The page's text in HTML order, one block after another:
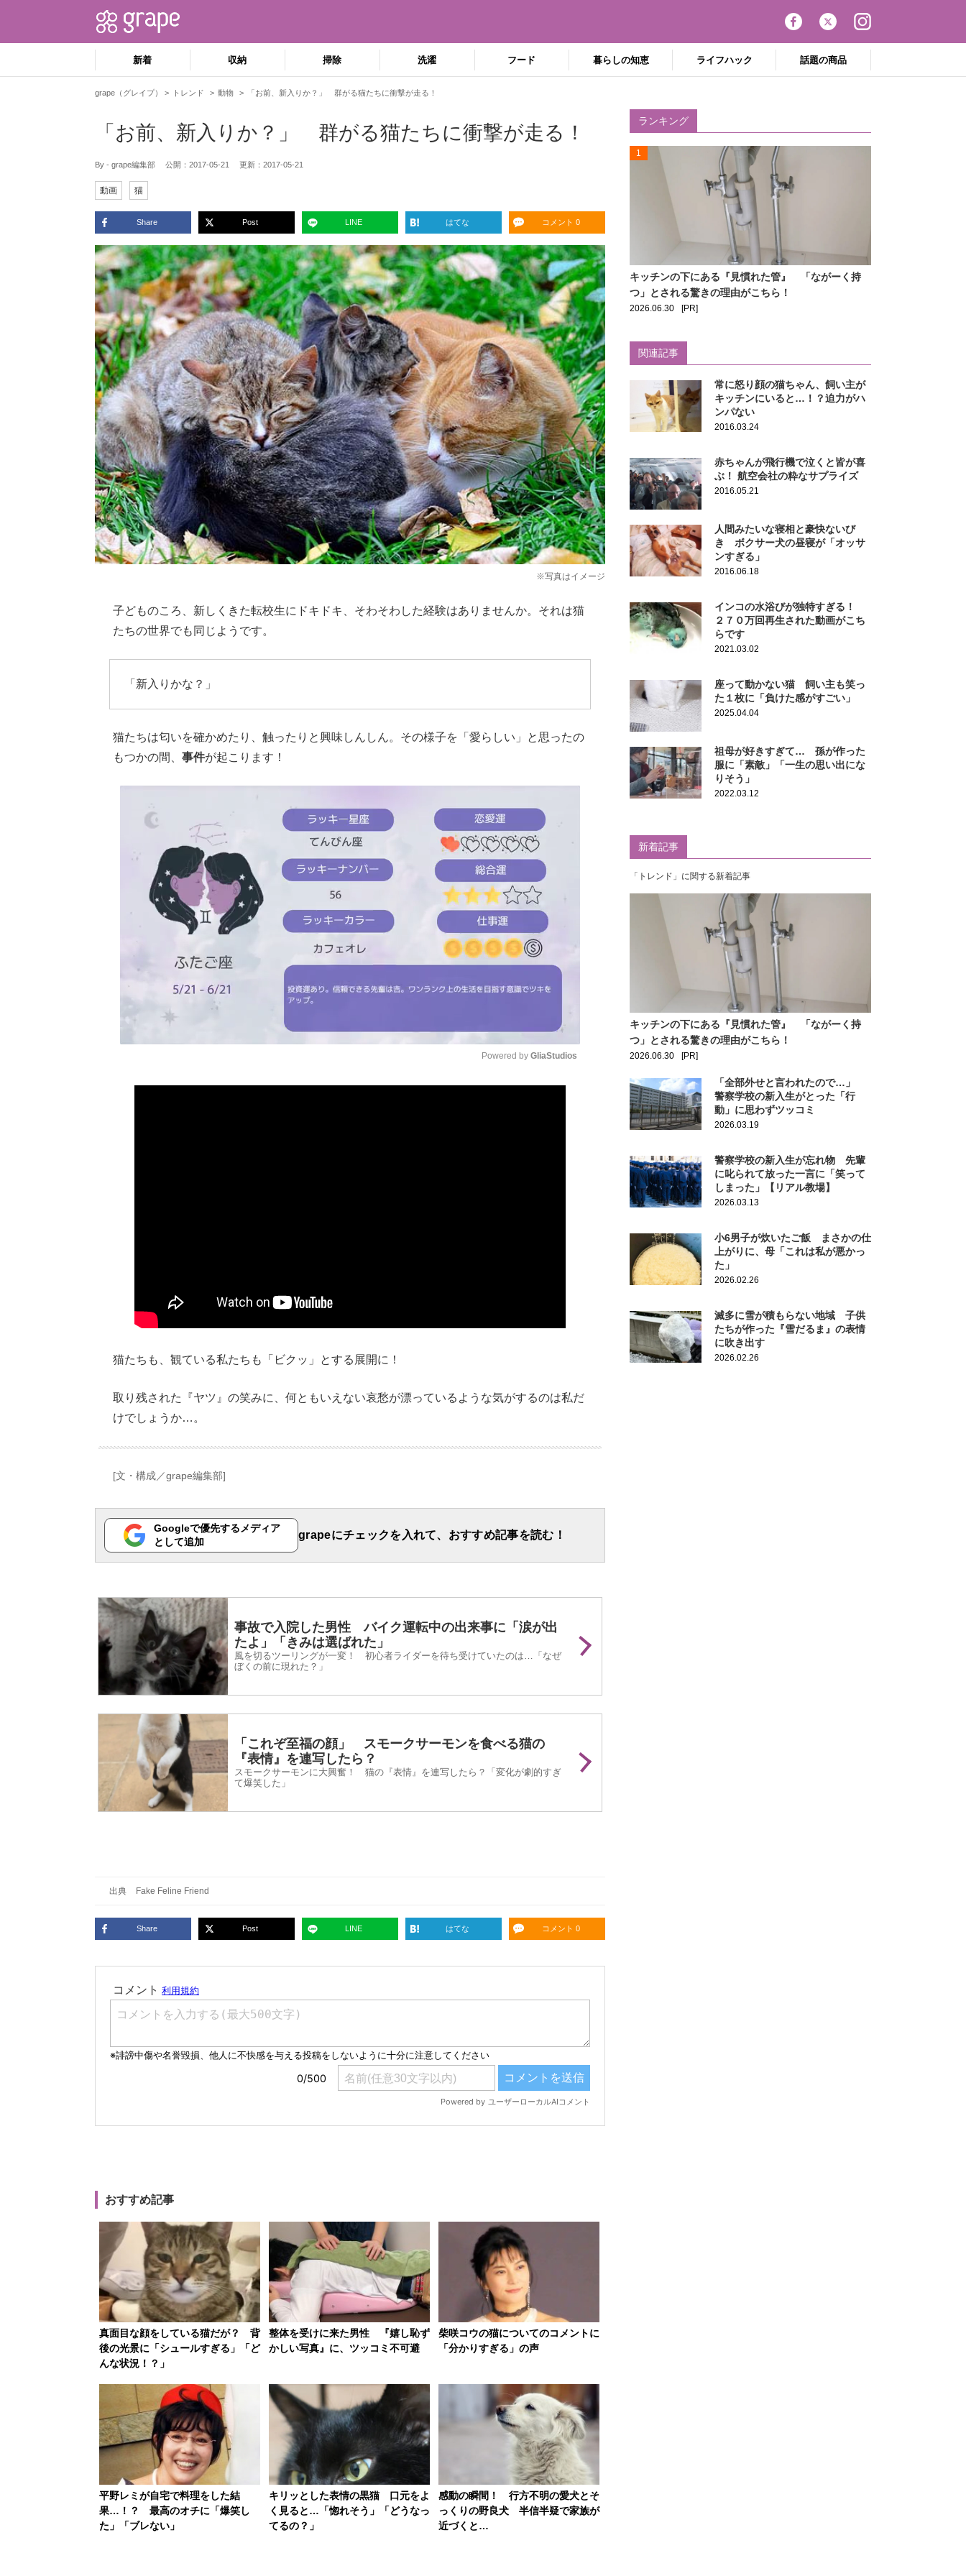
新着 収納 掃除 洗濯 フード 暮らしの知恵 ライフハック 話題の商品
grape（グレイプ） トレンド 動物 「お前、新入りか？」 群がる猫たちに衝撃が走る！
「お前、新入りか？」 群がる猫たちに衝撃が走る！
By - grape編集部 公開： 2017-05-21 更新： 2017-05-21
動画 猫
Share Post LINE はてな コメント 0
※写真はイメージ
子どものころ、新しくきた転校生にドキドキ、そわそわした経験はありませんか。それは猫
たちの世界でも同じようです。
「新入りかな？」
猫たちは匂いを確かめたり、触ったりと興味しんしん。その様子を「愛らしい」と思ったの
もつかの間、 事件が起こります！
Powered by GliaStudios
猫たちも、観ている私たちも「ビクッ」とする展開に！
取り残された『ヤツ』の笑みに、何ともいえない哀愁が漂っているような気がするのは私だ
けでしょうか…。
[文・構成／grape編集部]
Googleで優先するメディア
として追加
grapeにチェックを入れて、おすすめ記事を読む！
事故で入院した男性 バイク運転中の出来事に「涙が出
たよ」「きみは選ばれた」
風を切るツーリングが一変！ 初心者ライダーを待ち受けていたのは…「なぜ
ぼくの前に現れた？」
「これぞ至福の顔」 スモークサーモンを食べる猫の
『表情』を連写したら？
スモークサーモンに大興奮！ 猫の『表情』を連写したら？「変化が劇的すぎ
て爆笑した」
出典 Fake Feline Friend
Share Post LINE はてな コメント 0
おすすめ記事
真面目な顔をしている猫だが？ 背
後の光景に「シュールすぎる」「ど
んな状況！？」
整体を受けに来た男性 『嬉し恥ず
かしい写真』に、ツッコミ不可避
柴咲コウの猫についてのコメントに
「分かりすぎる」の声
平野レミが自宅で料理をした結
果…！？ 最高のオチに「爆笑し
た」「ブレない」
キリッとした表情の黒猫 口元をよ
く見ると…「惚れそう」「どうなっ
てるの？」
感動の瞬間！ 行方不明の愛犬とそ
っくりの野良犬 半信半疑で家族が
近づくと…
ランキング
1
キッチンの下にある『見慣れた管』 「ながーく持
つ」とされる驚きの理由がこちら！
2026.06.30 [PR]
関連記事
常に怒り顔の猫ちゃん、飼い主が
キッチンにいると…！？迫力がハ
ンパない
2016.03.24
赤ちゃんが飛行機で泣くと皆が喜
ぶ！ 航空会社の粋なサプライズ
2016.05.21
人間みたいな寝相と豪快ないび
き ボクサー犬の昼寝が「オッサ
ンすぎる」
2016.06.18
インコの水浴びが独特すぎる！
２７０万回再生された動画がこち
らです
2021.03.02
座って動かない猫 飼い主も笑っ
た１枚に「負けた感がすごい」
2025.04.04
祖母が好きすぎて… 孫が作った
服に「素敵」「一生の思い出にな
りそう」
2022.03.12
新着記事
「トレンド」に関する新着記事
キッチンの下にある『見慣れた管』 「ながーく持
つ」とされる驚きの理由がこちら！
2026.06.30 [PR]
「全部外せと言われたので…」
警察学校の新入生がとった「行
動」に思わずツッコミ
2026.03.19
警察学校の新入生が忘れ物 先輩
に叱られて放った一言に「笑って
しまった」【リアル教場】
2026.03.13
小6男子が炊いたご飯 まさかの仕
上がりに、母「これは私が悪かっ
た」
2026.02.26
滅多に雪が積もらない地域 子供
たちが作った『雪だるま』の表情
に吹き出す
2026.02.26